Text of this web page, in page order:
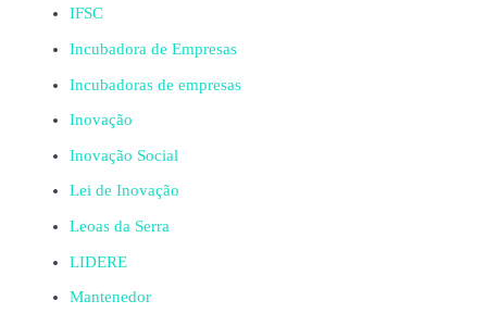
IFSC
Incubadora de Empresas
Incubadoras de empresas
Inovação
Inovação Social
Lei de Inovação
Leoas da Serra
LIDERE
Mantenedor